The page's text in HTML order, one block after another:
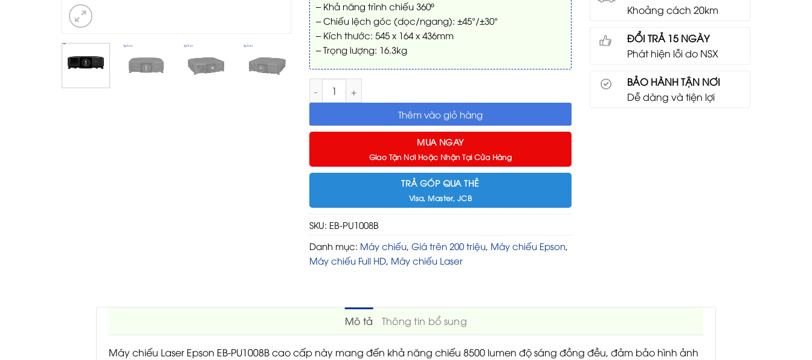
– Khả năng trình chiếu 360º
– Chiếu lệch góc (dọc/ngang): ±45°/±30°
– Kích thước: 545 x 164 x 436mm
– Trọng lượng: 16.3kg
Máy chiếu Laser Epson EB-PU1008B số lượng
Thêm vào giỏ hàng
MUA NGAY
Giao Tận Nơi Hoặc Nhận Tại Cửa Hàng
TRẢ GÓP QUA THẺ
Visa, Master, JCB
SKU: EB-PU1008B
Danh mục: Máy chiếu, Giá trên 200 triệu, Máy chiếu Epson,
Máy chiếu Full HD, Máy chiếu Laser
Khoảng cách 20km
ĐỔI TRẢ 15 NGÀY
Phát hiện lỗi do NSX
BẢO HÀNH TẬN NƠI
Dễ dàng và tiện lợi
Mô tả Thông tin bổ sung
Máy chiếu Laser Epson EB-PU1008B cao cấp này mang đến khả năng chiếu 8500 lumen độ sáng đồng đều, đảm bảo hình ảnh